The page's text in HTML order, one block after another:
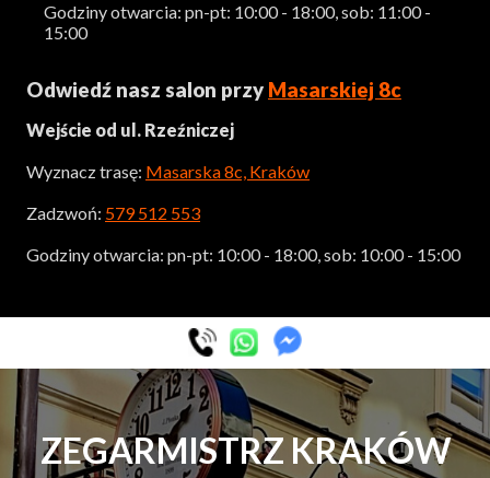
Godziny otwarcia: pn-pt: 10:00 - 18:00, sob: 11:00 -
15:00
Odwiedź nasz salon przy Masarskiej 8c
Wejście od ul. Rzeźniczej
Wyznacz trasę: Masarska 8c, Kraków
Zadzwoń: 579 512 553
Godziny otwarcia: pn-pt: 10:00 - 18:00, sob: 10:00 - 15:00
ZEGARMISTRZ KRAKÓW